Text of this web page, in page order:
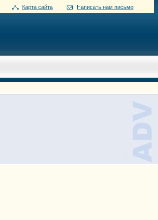
Карта сайта Написать нам письмо